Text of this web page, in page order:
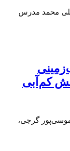
محمد مدرس
گرجی،